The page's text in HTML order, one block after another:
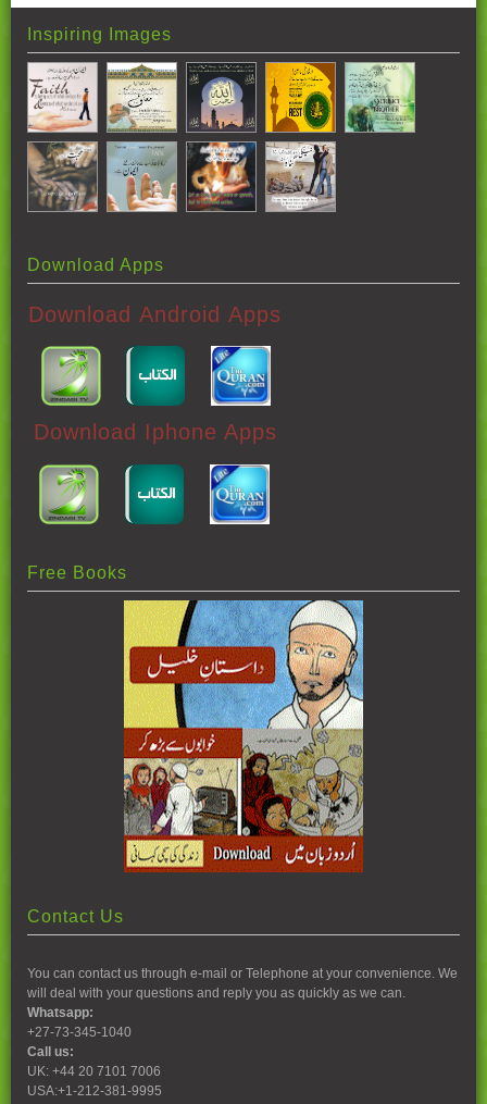
Inspiring Images
Download Apps
Download Android Apps
Download Iphone Apps
Free Books
Contact Us
You can contact us through e-mail or Telephone at your convenience. We
will deal with your questions and reply you as quickly as we can.
Whatsapp:
+27-73-345-1040
Call us:
UK: +44 20 7101 7006
USA:+1-212-381-9995